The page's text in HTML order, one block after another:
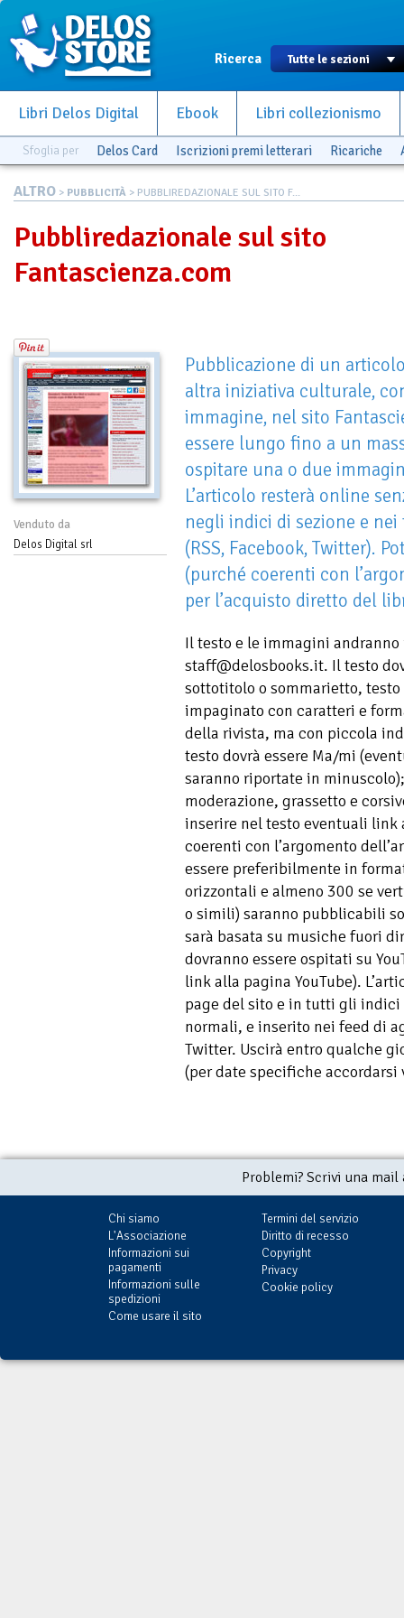
Ricerca
Libri Delos Digital Ebook Libri collezionismo
Sfoglia per Delos Card Iscrizioni premi letterari Ricariche
ALTRO > PUBBLICITÀ > PUBBLIREDAZIONALE SUL SITO F...
Pubbliredazionale sul sito
Fantascienza.com
Venduto da
Delos Digital srl
Pubblicazione di un
altra iniziativa culturale,
immagine, nel sito
essere lungo fino a un
ospitare una o due
L’articolo resterà online
negli indici di sezione e
(RSS, Facebook, Twitter).
(purché coerenti con
per l’acquisto diretto del
Il testo e le immagini
staff@delosbooks.it. Il testo
sottotitolo o sommarietto,
impaginato con caratteri e
della rivista, ma con piccola
testo dovrà essere Ma/mi
saranno riportate in
moderazione, grassetto e
inserire nel testo eventuali link
coerenti con l’argomento
essere preferibilmente in
orizzontali e almeno 300 se
o simili) saranno pubblicabili
sarà basata su musiche fuori
dovranno essere ospitati su
link alla pagina YouTube).
page del sito e in tutti gli
normali, e inserito nei feed di
Twitter. Uscirà entro qualche
(per date specifiche accordarsi
Problemi? Scrivi una
Chi siamo
L'Associazione
Informazioni sui
pagamenti
Informazioni sulle
spedizioni
Come usare il sito
Termini del servizio
Diritto di recesso
Copyright
Privacy
Cookie policy